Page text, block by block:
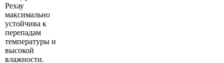
Рехау
максимально
устойчива к
перепадам
температуры и
высокой
влажности.